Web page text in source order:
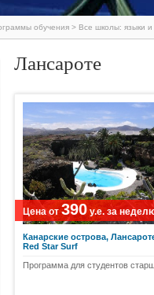
обучения > Все школы: языки
Лансароте
Цена от 390 у.е. за
Канарские острова,
Red Star Surf
Программа для студентов